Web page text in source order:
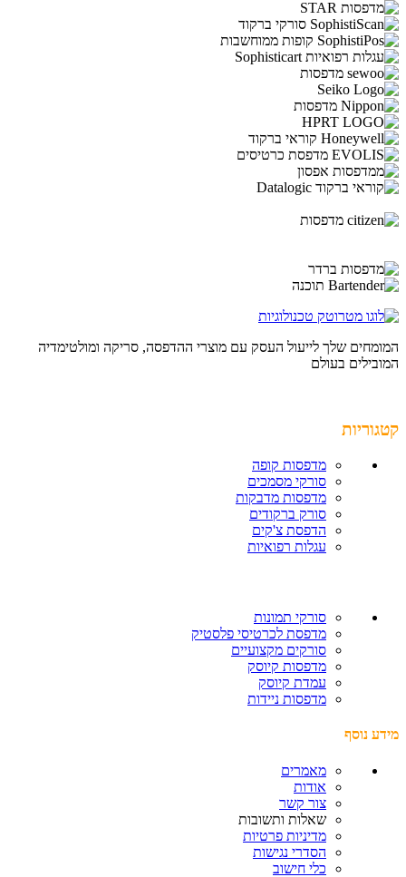
המומחים שלך לייעול העסק עם מוצרי ההדפסה, סריקה ומולטימדיה
המובילים בעולם
קטגוריות
מדפסות קופה
סורקי מסמכים
מדפסות מדבקות
סורק ברקודים
הדפסת צ'קים
עגלות רפואיות
סורקי תמונות
מדפסת לכרטיסי פלסטיק
סורקים מקצועיים
מדפסות קיוסק
עמדת קיוסק
מדפסות ניידות
מידע נוסף
מאמרים
אודות
צור קשר
שאלות ותשובות
מדיניות פרטיות
הסדרי נגישות
כלי חישוב